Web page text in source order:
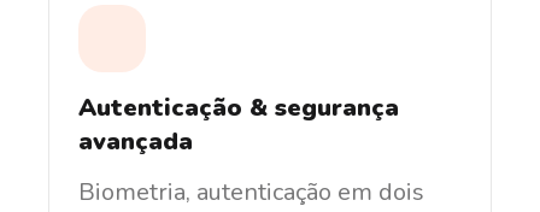
Autenticação & segurança
avançada
Biometria, autenticação em dois